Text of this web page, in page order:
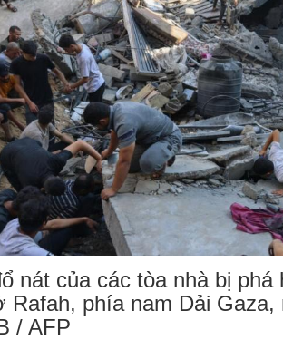
nát của các tòa nhà bị
Rafah, phía nam Dải
/ AFP